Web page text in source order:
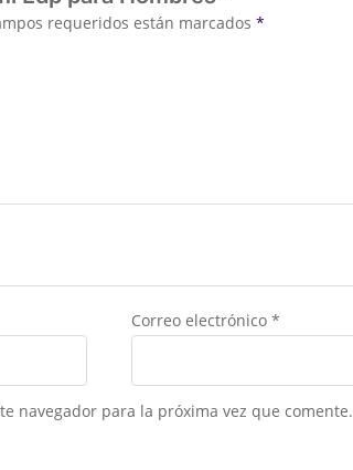
requeridos están marcados *
Correo electrónico *
navegador para la próxima vez que comente.